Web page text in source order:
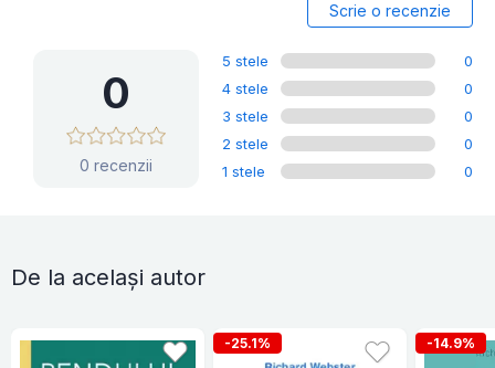
Scrie o recenzie
0
0 recenzii
5 stele
0
4 stele
0
3 stele
0
2 stele
0
1 stele
0
De la același autor
-25.1% -14.9%